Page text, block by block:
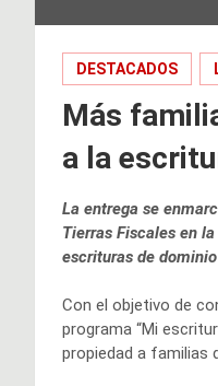
DESTACADOS
Más
a la
La entrega se
Tierras Fiscales en
escrituras de
Con el objetivo de
programa “Mi
propiedad a familias